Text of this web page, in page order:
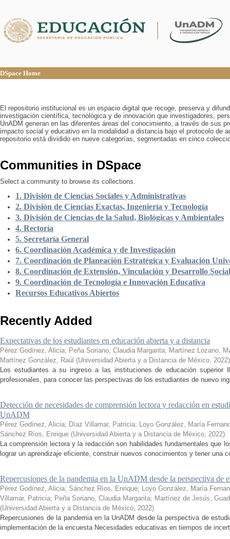
DSpace Home
El repositorio institucional es un espacio digital que recoge, preserva y
investigación científica, tecnológica y de innovación que investigadores,
UnADM generan en las diferentes áreas del conocimiento, a través de sus
impacto social y educativo en la modalidad a distancia bajo el protocolo de
repositorio está dividido en nueve categorías, segmentadas en cinco
Communities in DSpace
Select a community to browse its collections.
1. División de Ciencias Sociales y Administrativas
2. División de Ciencias Exactas, Ingeniería y Tecnología
3. División de Ciencias de la Salud, Biológicas y Ambientales
4. Rectoría
5. Secretaría General
6. Coordinación Académica y de Investigación
7. Coordinación de Planeación Estratégica y Evaluación
8. Coordinación de Extensión, Vinculación y Desarrollo Social
9. Coordinación de Tecnología e Innovación Educativa
Recursos Educativos Abiertos
Recently Added
Expectativas de los estudiantes en educación abierta y a distancia
Pérez Godínez, Alicia; Peña Soriano, Claudia Margarita; Martínez Lozano,
Martínez González, Raúl (Universidad Abierta y a Distancia de México, 2022)
Los estudiantes a su ingreso a las instituciones de educación superior
profesionales, para conocer las perspectivas de los estudiantes de nuevo
Detección de necesidades de comprensión lectora y redacción en
UnADM
Pérez Godínez, Alicia; Díaz Villamar, Patricia; Loyo González, María
Sánchez Ríos, Enrique (Universidad Abierta y a Distancia de México, 2022)
La comprensión lectora y la redacción son habilidades fundamentales que
lograr un aprendizaje eficiente, construir nuevos conocimientos y tener una
Repercusiones de la pandemia en la UnADM desde la perspectiva de
Pérez Godínez, Alicia; Sánchez Ríos, Enrique; Loyo González, María
Villamar, Patricia; Peña Soriano, Claudia Margarita; Martínez de Jesús,
(Universidad Abierta y a Distancia de México, 2022)
Repercusiones de la pandemia en la UnADM desde la perspectiva de
implementación de la encuesta Necesidades educativas en tiempos de